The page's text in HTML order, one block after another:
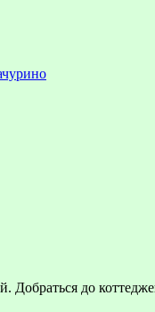
Добраться до